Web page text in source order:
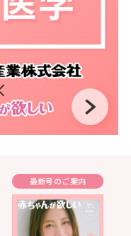
最新号のご案内